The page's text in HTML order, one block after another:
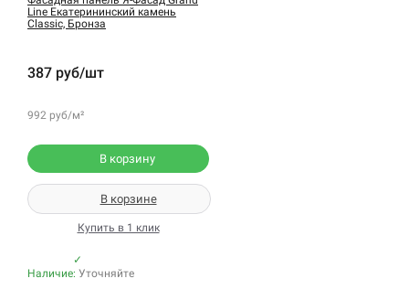
Line Екатерининский камень
Classic, Бронза
387 руб/шт
992 руб/м²
В корзину
В корзине
Купить в 1 клик
✓
Наличие: Уточняйте